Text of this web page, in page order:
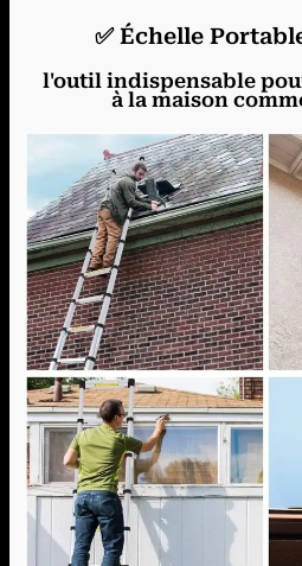
✅ Échelle
l'outil indispensable
à la maison